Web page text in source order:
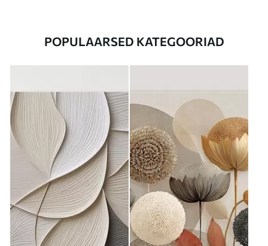
POPULAARSED KATEGOORIAD